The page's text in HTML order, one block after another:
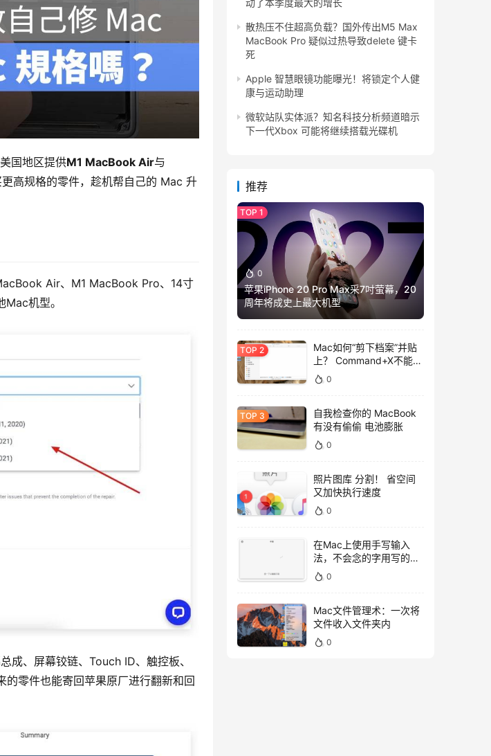
国地区提供M1 MacBook Air与
高规格的零件，趁机帮自己的 Mac 升
Air、M1 MacBook Pro、14寸
机型。
成、屏幕铰链、Touch ID、触控板、
零件也能寄回苹果原厂进行翻新和回
动了本季度最大的增长
散热压不住超高负载？国外传出M5 Max
MacBook Pro 疑似过热导致delete 键卡
死
Apple 智慧眼镜功能曝光！将锁定个人健
康与运动助理
微软站队实体派？知名科技分析频道暗示
下一代Xbox 可能将继续搭载光碟机
推荐
0
苹果iPhone 20 Pro Max采7吋萤幕，20
周年将成史上最大机型
Mac如何“剪下档案”并贴
上？ Command+X不能
用，用这招吧！
0
自我检查你的 MacBook
有没有偷偷 电池膨胀
0
照片图库 分割！ 省空间
又加快执行速度
0
在Mac上使用手写输入
法，不会念的字用写的就
好！
0
Mac文件管理术：一次将
文件收入文件夹内
0